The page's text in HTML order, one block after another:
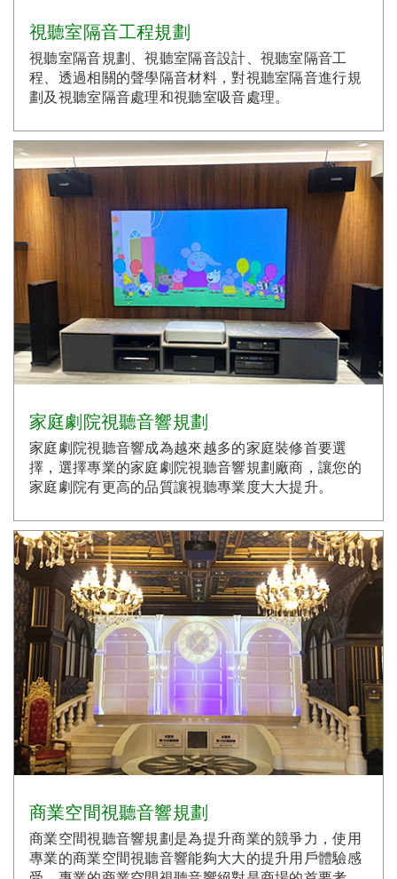
視聽室隔音工程規劃
視聽室隔音規劃、視聽室隔音設計、視聽室隔音工
程、透過相關的聲學隔音材料，對視聽室隔音進行規
劃及視聽室隔音處理和視聽室吸音處理。
家庭劇院視聽音響規劃
家庭劇院視聽音響成為越來越多的家庭裝修首要選
擇，選擇專業的家庭劇院視聽音響規劃廠商，讓您的
家庭劇院有更高的品質讓視聽專業度大大提升。
商業空間視聽音響規劃
商業空間視聽音響規劃是為提升商業的競爭力，使用
專業的商業空間視聽音響能夠大大的提升用戶體驗感